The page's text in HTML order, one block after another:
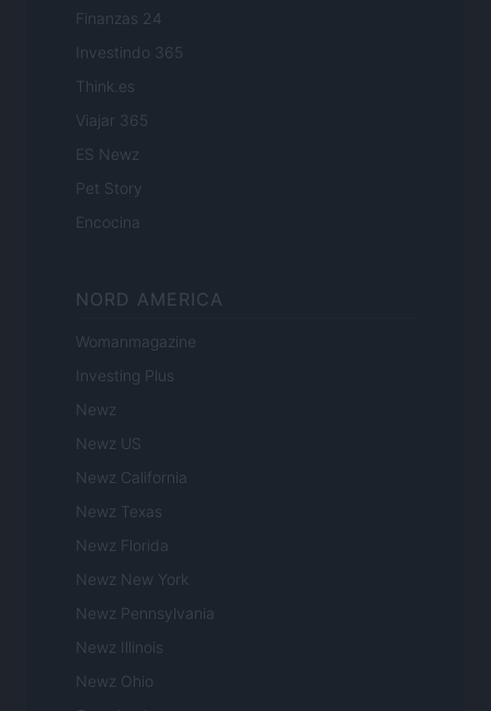
Finanzas 24
Investindo 365
Think.es
Viajar 365
ES Newz
Pet Story
Encocina
NORD AMERICA
Womanmagazine
Investing Plus
Newz
Newz US
Newz California
Newz Texas
Newz Florida
Newz New York
Newz Pennsylvania
Newz Illinois
Newz Ohio